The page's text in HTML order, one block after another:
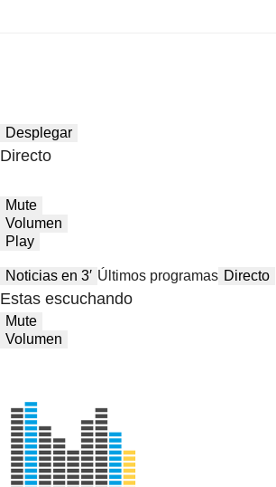
Desplegar
Directo
Mute
Volumen
Play
Noticias en 3′ Últimos programas Directo
Estas escuchando
Mute
Volumen